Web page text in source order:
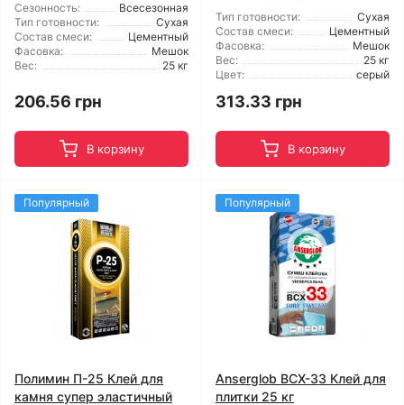
Сезонность:
Всесезонная
Тип готовности:
Сухая
Состав смеси:
Цементный
Фасовка:
Мешок
Вес:
25 кг
206.56 грн
В корзину
Тип готовности:
Сухая
Состав смеси:
Цементный
Фасовка:
Мешок
Вес:
25 кг
Цвет:
серый
313.33 грн
В корзину
Популярный
Полимин П-25 Клей для
камня супер эластичный
Популярный
Anserglob BCX-33 Клей для
плитки 25 кг